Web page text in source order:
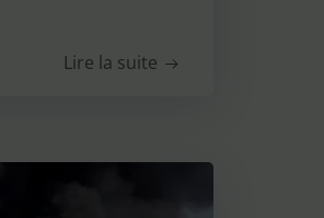
Lire la suite